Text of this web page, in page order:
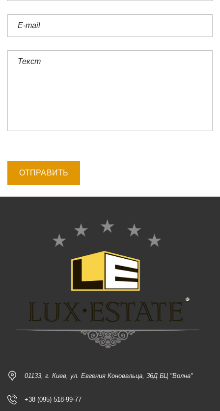
01133, г. Киев, ул. Евгения Коновальца, 36Д БЦ "Волна"
+38 (095) 518-99-77